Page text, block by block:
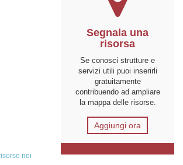
nei
Segnala una
risorsa
Se conosci strutture e
servizi utili puoi inserirli
gratuitamente
contribuendo ad ampliare
la mappa delle risorse.
Aggiungi ora